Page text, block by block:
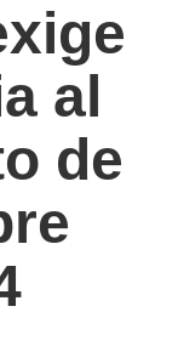
al
de